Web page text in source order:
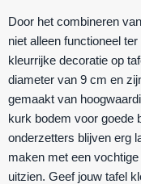
Door het combineren
niet alleen functioneel
kleurrijke decoratie op
diameter van 9 cm en
gemaakt van
kurk bodem voor goede
onderzetters blijven erg
maken met een
uitzien. Geef jouw tafel